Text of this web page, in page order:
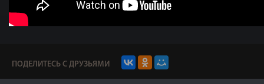
ПОДЕЛИТЕСЬ С ДРУЗЬЯМИ